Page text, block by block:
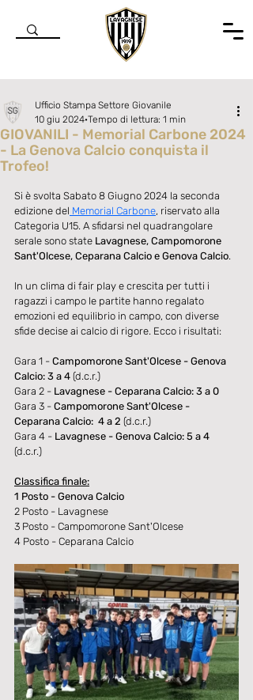
GIOVANILI - Memorial Carbone 2024
- La Genova Calcio conquista il
Trofeo!
Ufficio Stampa Settore Giovanile
10 giu 2024 Tempo di lettura: 1 min
Si è svolta Sabato 8 Giugno 2024 la seconda
edizione del Memorial Carbone, riservato alla
Categoria U15. A sfidarsi nel quadrangolare
serale sono state Lavagnese, Campomorone
Sant'Olcese, Ceparana Calcio e Genova Calcio.
In un clima di fair play e crescita per tutti i
ragazzi i campo le partite hanno regalato
emozioni ed equilibrio in campo, con diverse
sfide decise ai calcio di rigore. Ecco i risultati:
Gara 1 - Campomorone Sant'Olcese - Genova
Calcio: 3 a 4 (d.c.r.)
Gara 2 - Lavagnese - Ceparana Calcio: 3 a 0
Gara 3 - Campomorone Sant'Olcese -
Ceparana Calcio:  4 a 2 (d.c.r.)
Gara 4 - Lavagnese - Genova Calcio: 5 a 4
(d.c.r.)
Classifica finale:
1 Posto - Genova Calcio
2 Posto - Lavagnese
3 Posto - Campomorone Sant'Olcese
4 Posto - Ceparana Calcio